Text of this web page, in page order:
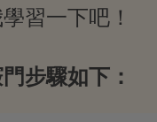
習一下吧！
步驟如下：